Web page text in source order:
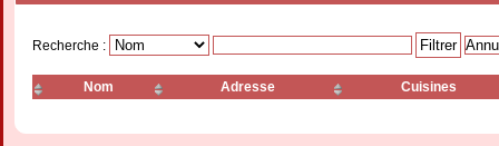
Recherche :
Nom Adresse Cuisines